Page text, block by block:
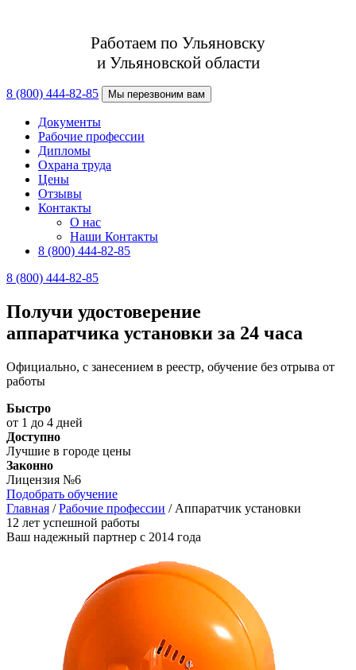
Работаем по Ульяновску
и Ульяновской области
8 (800) 444-82-85 Мы перезвоним вам
Документы
Рабочие профессии
Дипломы
Охрана труда
Цены
Отзывы
Контакты
О нас
Наши Контакты
8 (800) 444-82-85
8 (800) 444-82-85
Получи удостоверение
аппаратчика установки за 24 часа
Официально, с занесением в реестр, обучение без отрыва от
работы
Быстро
от 1 до 4 дней
Доступно
Лучшие в городе цены
Законно
Лицензия №6
Подобрать обучение
Главная /Рабочие профессии / Аппаратчик установки
12 лет успешной работы
Ваш надежный партнер с 2014 года